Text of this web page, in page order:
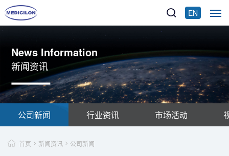
EN
News Information
新闻资讯
公司新闻 行业资讯 市场活动
首页 新闻资讯 公司新闻